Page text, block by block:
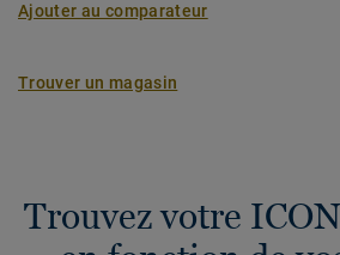
Ajouter au comparateur
Trouver un magasin
Trouvez votre